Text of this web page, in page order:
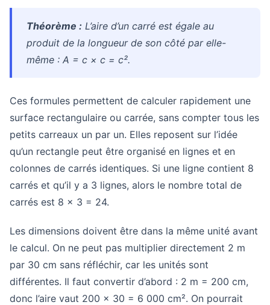
Théorème : L’aire d’un carré est égale au
produit de la longueur de son côté par elle-
même : A = c × c = c².
Ces formules permettent de calculer rapidement une
surface rectangulaire ou carrée, sans compter tous les
petits carreaux un par un. Elles reposent sur l’idée
qu’un rectangle peut être organisé en lignes et en
colonnes de carrés identiques. Si une ligne contient 8
carrés et qu’il y a 3 lignes, alors le nombre total de
carrés est 8 × 3 = 24.
Les dimensions doivent être dans la même unité avant
le calcul. On ne peut pas multiplier directement 2 m
par 30 cm sans réfléchir, car les unités sont
différentes. Il faut convertir d’abord : 2 m = 200 cm,
donc l’aire vaut 200 × 30 = 6 000 cm². On pourrait